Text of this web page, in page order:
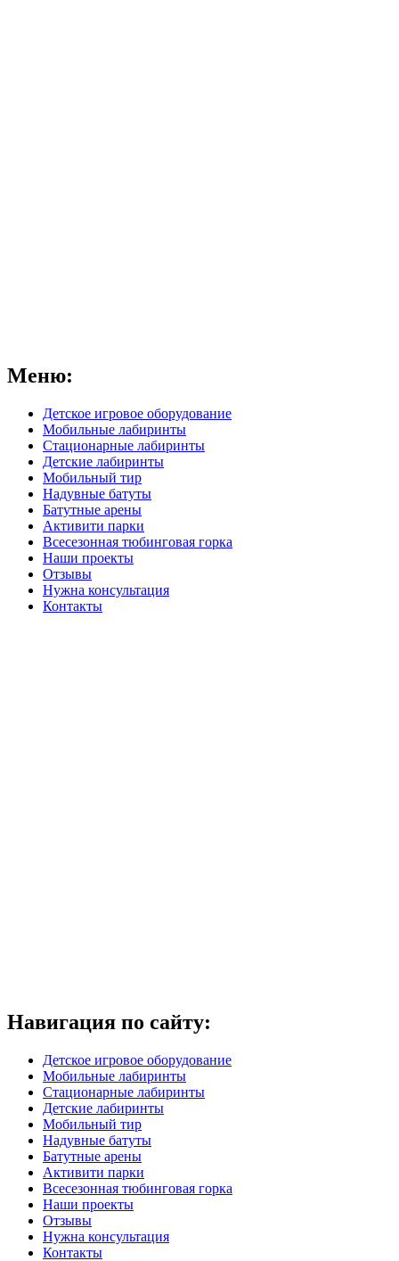
Меню:
Детское игровое оборудование
Мобильные лабиринты
Стационарные лабиринты
Детские лабиринты
Мобильный тир
Надувные батуты
Батутные арены
Активити парки
Всесезонная тюбинговая горка
Наши проекты
Отзывы
Нужна консультация
Контакты
Навигация по сайту:
Детское игровое оборудование
Мобильные лабиринты
Стационарные лабиринты
Детские лабиринты
Мобильный тир
Надувные батуты
Батутные арены
Активити парки
Всесезонная тюбинговая горка
Наши проекты
Отзывы
Нужна консультация
Контакты